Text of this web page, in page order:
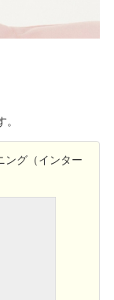
ング（インター